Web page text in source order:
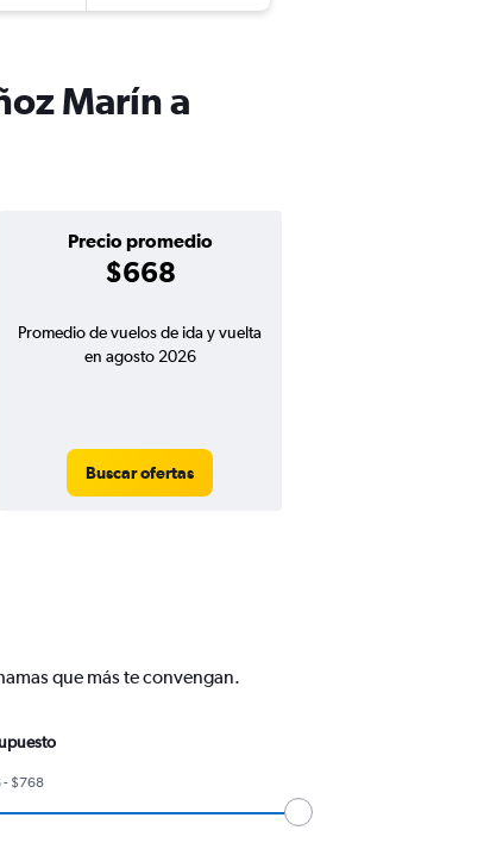
Marín a
Precio promedio
$668
Promedio de vuelos de ida y vuelta
en agosto 2026
Buscar ofertas
que más te convengan.
- $768